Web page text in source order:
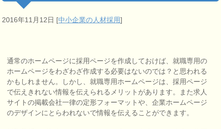
2016年11月12日 [中小企業の人材採用]
通常のホームページに採用ページを作成しておけば、就職専用の
ホームページをわざわざ作成する必要はないのでは？と思われる
かもしれません。しかし、就職専用ホームページは、採用ページ
で伝えきれない情報を伝えられるメリットがあります。また求人
サイトの掲載会社一律の定形フォーマットや、企業ホームページ
のデザインにとらわれないで情報を伝えることができます。